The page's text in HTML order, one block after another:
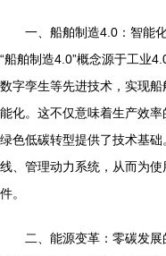
一、船舶制造4.0：智能
“船舶制造4.0”概念源于工业
数字孪生等先进技术，实现
能化。这不仅意味着生产效
绿色低碳转型提供了技术基
线、管理动力系统，从而为
件。
二、能源变革：零碳发展